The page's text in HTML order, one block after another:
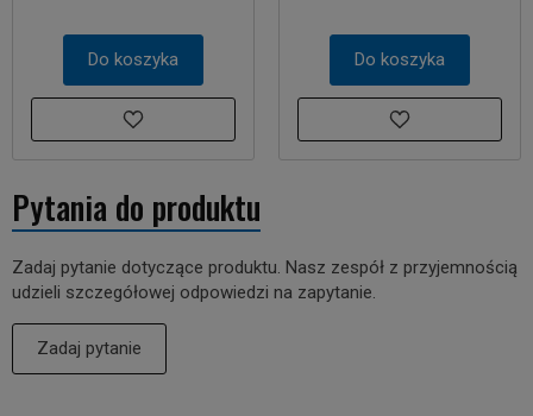
Do koszyka Do koszyka
Pytania do produktu
Zadaj pytanie dotyczące produktu. Nasz zespół z przyjemnością
udzieli szczegółowej odpowiedzi na zapytanie.
Zadaj pytanie